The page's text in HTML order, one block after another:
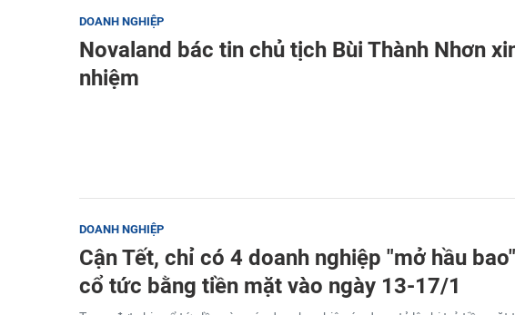
DOANH NGHIỆP
Novaland bác tin chủ tịch Bùi Thành Nhơn
nhiệm
DOANH NGHIỆP
Cận Tết, chỉ có 4 doanh nghiệp "mở hầu
cổ tức bằng tiền mặt vào ngày 13-17/1